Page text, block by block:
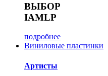
ВЫБОР
IAMLP
подробнее
Виниловые пластинки
Артисты